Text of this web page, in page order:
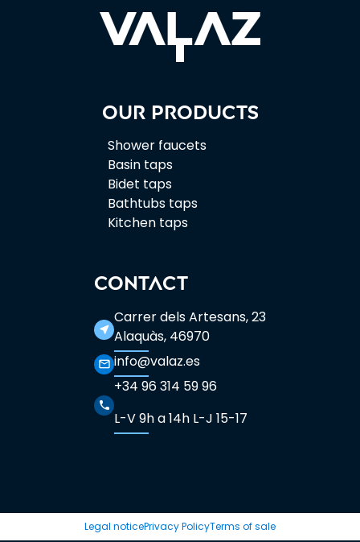
Our products
Shower faucets
Basin taps
Bidet taps
Bathtubs taps
Kitchen taps
CONTACT
near_me
Carrer dels Artesans, 23
Alaquàs, 46970
mail_outline info@valaz.es
phone
+34 96 314 59 96
L-V 9h a 14h L-J 15-17
Legal noticePrivacy PolicyTerms of sale